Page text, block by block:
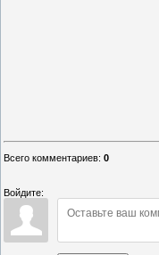
Всего комментариев: 0
Войдите: